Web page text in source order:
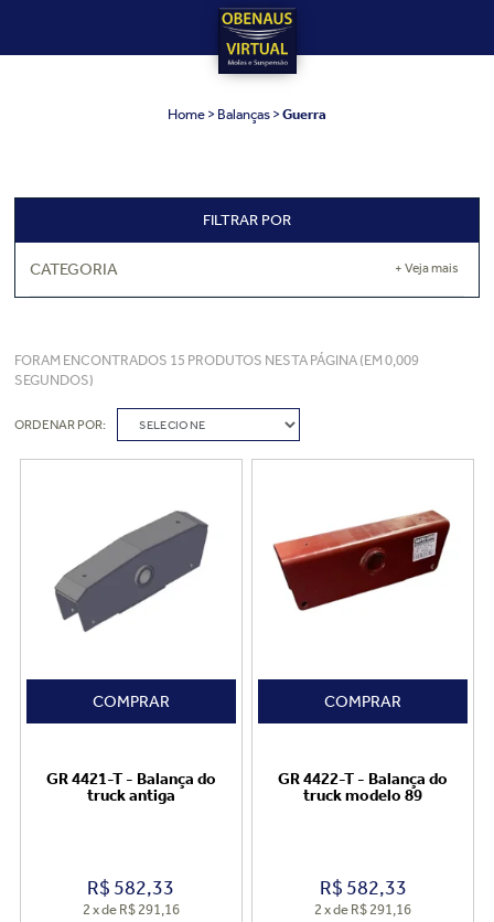
Home Balanças Guerra
FILTRAR POR
CATEGORIA + Veja mais
FORAM ENCONTRADOS 15 PRODUTOS NESTA PÁGINA (EM0,009
SEGUNDOS)
ORDENAR POR: SELECIONE
COMPRAR
GR 4421-T - Balança do
truck antiga
R$ 582,33
2 xde R$ 291,16
COMPRAR
GR 4422-T - Balança do
truck modelo 89
R$ 582,33
2 xde R$ 291,16